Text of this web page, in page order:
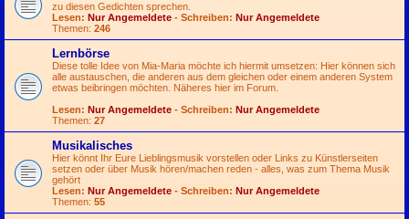
zu diesen Gedichten sprechen.
Lesen: Nur Angemeldete - Schreiben: Nur Angemeldete
Themen: 246
Lernbörse
Diese tolle Idee von Mia-Maria möchte ich hiermit umsetzen: Hier können sich
alle austauschen, die anderen aus dem gleichen oder einem anderen System
etwas beibringen möchten. Näheres hier im Forum.
Lesen: Nur Angemeldete - Schreiben: Nur Angemeldete
Themen: 27
Musikalisches
Hier könnt Ihr Eure Lieblingsmusik vorstellen oder Links zu Künstlerseiten
setzen oder über Musik hören/machen reden - alles, was zum Thema Musik
gehört
Lesen: Nur Angemeldete - Schreiben: Nur Angemeldete
Themen: 55